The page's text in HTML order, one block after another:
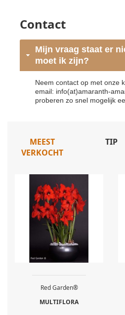
Contact
Mijn vraag staat er
moet ik zijn?
Neem contact op met onze
email: info(at)amaranth-
proberen zo snel mogelijk
MEEST
VERKOCHT
TIP
Red Garden®
MULTIFLORA